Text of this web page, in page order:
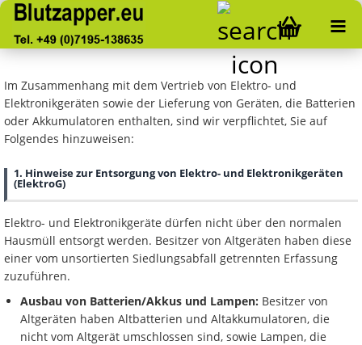
Im Zusammenhang mit dem Vertrieb von Elektro- und
Elektronikgeräten sowie der Lieferung von Geräten, die Batterien
oder Akkumulatoren enthalten, sind wir verpflichtet, Sie auf
Folgendes hinzuweisen:
1. Hinweise zur Entsorgung von Elektro- und Elektronikgeräten
(ElektroG)
Elektro- und Elektronikgeräte dürfen nicht über den normalen
Hausmüll entsorgt werden. Besitzer von Altgeräten haben diese
einer vom unsortierten Siedlungsabfall getrennten Erfassung
zuzuführen.
Ausbau von Batterien/Akkus und Lampen: Besitzer von
Altgeräten haben Altbatterien und Altakkumulatoren, die
nicht vom Altgerät umschlossen sind, sowie Lampen, die